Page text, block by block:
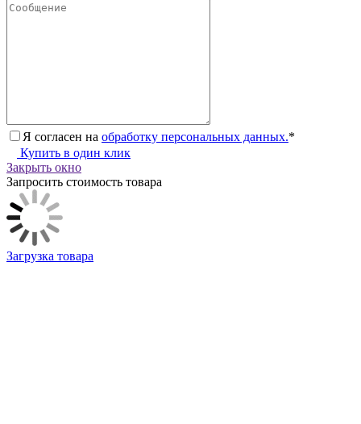
Я согласен на обработку персональных данных.*
Купить в один клик
Закрыть окно
Запросить стоимость товара
Загрузка товара